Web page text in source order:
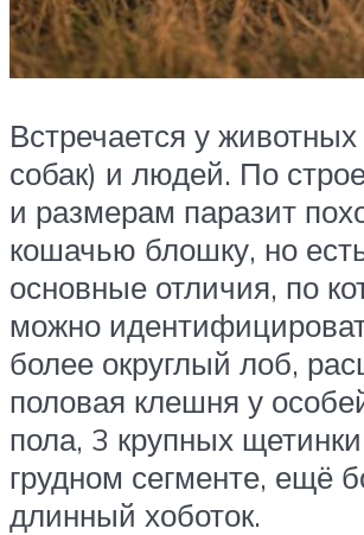
Встречается у
собак) и людей. По
и размерам паразит
кошачью блошку, но
основные отличия, по
можно
более округлый лоб,
половая клешня у
пола, 3 крупных
грудном сегменте, ещё
длинный хоботок.